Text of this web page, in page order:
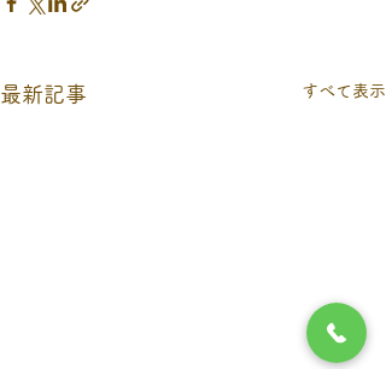
最新記事 すべて表示